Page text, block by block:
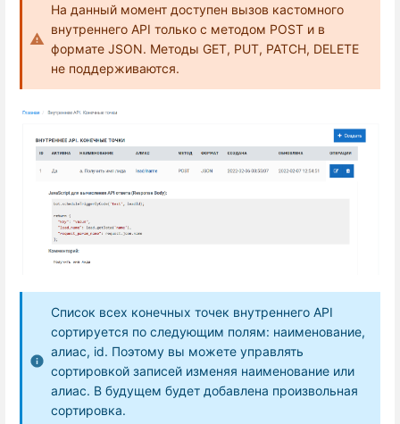
На данный момент доступен вызов кастомного
внутреннего API только с методом POST и в
формате JSON. Методы GET, PUT, PATCH, DELETE
не поддерживаются.
Список всех конечных точек внутреннего API
сортируется по следующим полям: наименование,
алиас, id. Поэтому вы можете управлять
сортировкой записей изменяя наименование или
алиас. В будущем будет добавлена произвольная
сортировка.